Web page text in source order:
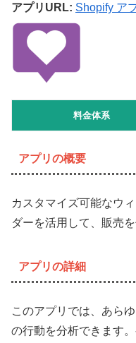
アプリURL: Shopify ア
料金体系
アプリの概要
カスタマイズ可能なウ
ダーを活用して、販売を
アプリの詳細
このアプリでは、あら
の行動を分析できます